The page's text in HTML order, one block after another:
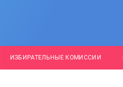
ИЗБИРАТЕЛЬНЫЕ КОМИССИИ